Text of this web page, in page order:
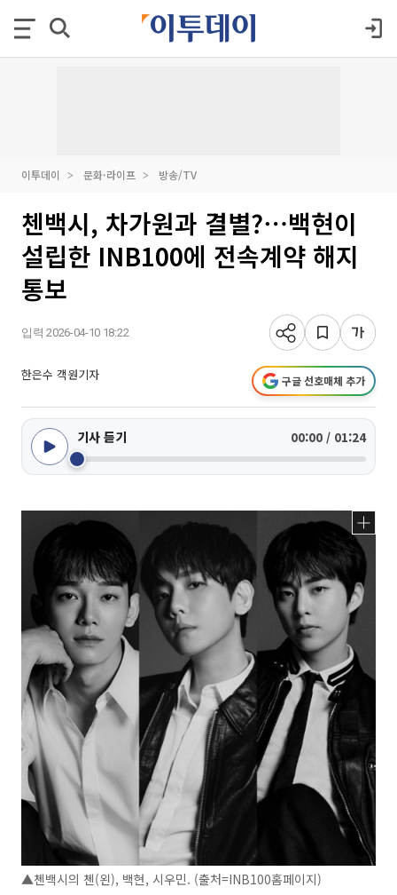
이투데이 문화·라이프 방송/TV
첸백시, 차가원과 결별?⋯백현이
설립한 INB100에 전속계약 해지
통보
입력 2026-04-10 18:22
한은수 객원기자 구글 선호매체 추가
기사 듣기 00:00 / 01:24
▲첸백시의 첸(왼), 백현, 시우민. (출처=INB100홈페이지)